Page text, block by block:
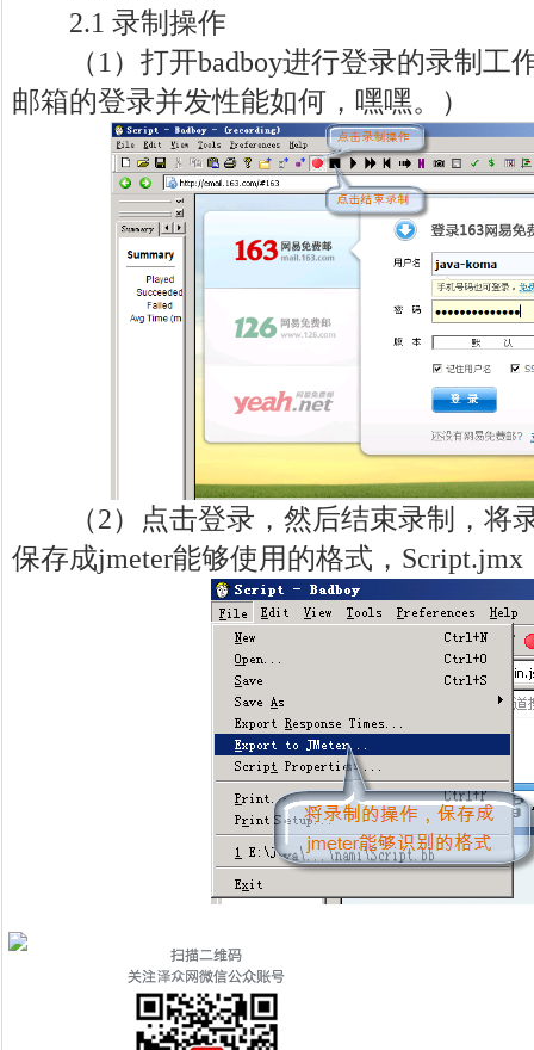
2.1 录制操作
（1）打开badboy进行登录的录制工
邮箱的登录并发性能如何，嘿嘿。）
（2）点击登录，然后结束录制，将
保存成jmeter能够使用的格式，Script.jmx